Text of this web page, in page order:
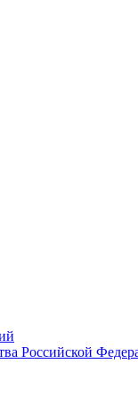
Российской